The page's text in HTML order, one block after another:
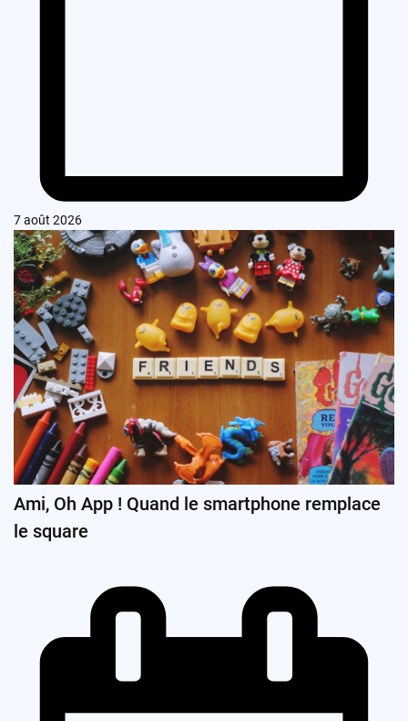
7 août 2026
Ami, Oh App ! Quand le smartphone remplace
le square